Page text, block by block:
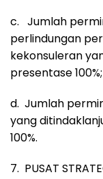
c. Jumlah
perlindungan
kekonsuleran
presentase 100%;
d. Jumlah
yang
100%.
7. PUSAT